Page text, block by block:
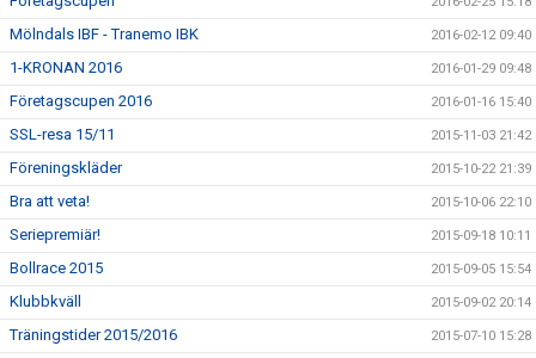
Mölndals IBF - Tranemo IBK 2016-02-12 09:40
1-KRONAN 2016 2016-01-29 09:48
Företagscupen 2016 2016-01-16 15:40
SSL-resa 15/11 2015-11-03 21:42
Föreningskläder 2015-10-22 21:39
Bra att veta! 2015-10-06 22:10
Seriepremiär! 2015-09-18 10:11
Bollrace 2015 2015-09-05 15:54
Klubbkväll 2015-09-02 20:14
Träningstider 2015/2016 2015-07-10 15:28